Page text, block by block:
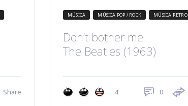
Share
MÚSICA MÚSICA POP / ROCK MÚSICA RETRO
Don’t bother me
The Beatles (1963)
4 0